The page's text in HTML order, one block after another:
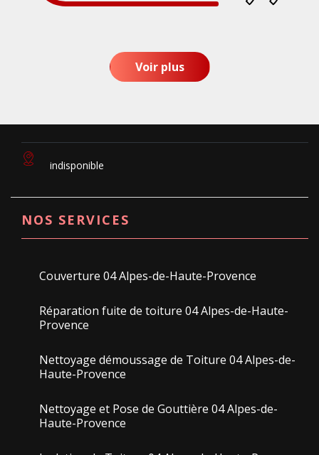
Voir plus
indisponible
NOS SERVICES
Couverture 04 Alpes-de-Haute-Provence
Réparation fuite de toiture 04 Alpes-de-Haute-
Provence
Nettoyage démoussage de Toiture 04 Alpes-de-
Haute-Provence
Nettoyage et Pose de Gouttière 04 Alpes-de-
Haute-Provence